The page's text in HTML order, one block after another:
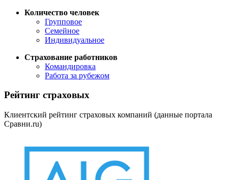
Количество человек
Групповое
Семейное
Индивидуальное
Страхование работников
Командировка
Работа за рубежом
Рейтинг страховых
Клиентский рейтинг страховых компаний (данные портала
Сравни.ru)